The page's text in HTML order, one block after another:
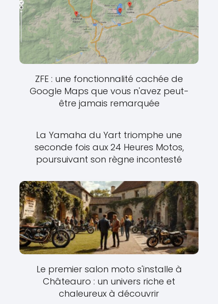
ZFE : une fonctionnalité cachée de
Google Maps que vous n'avez peut-
être jamais remarquée
La Yamaha du Yart triomphe une
seconde fois aux 24 Heures Motos,
poursuivant son règne incontesté
Le premier salon moto s'installe à
Châteauro : un univers riche et
chaleureux à découvrir